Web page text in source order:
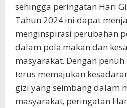
sehingga peringatan Hari
Tahun 2024 ini dapat
menginspirasi perubahan
dalam pola makan dan
masyarakat. Dengan
terus memajukan
gizi yang seimbang dalam
masyarakat, peringatan